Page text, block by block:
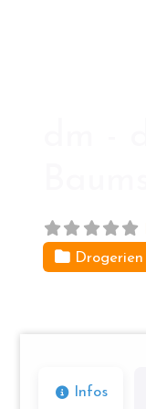
Drogerien
Infos